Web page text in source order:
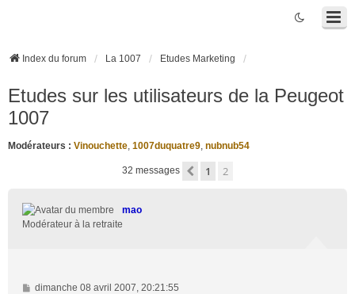
Index du forum La 1007 Etudes Marketing
Etudes sur les utilisateurs de la Peugeot
1007
Modérateurs : Vinouchette, 1007duquatre9, nubnub54
32 messages Précédente
1 2
mao
Modérateur à la retraite
M
dimanche 08 avril 2007, 20:21:55